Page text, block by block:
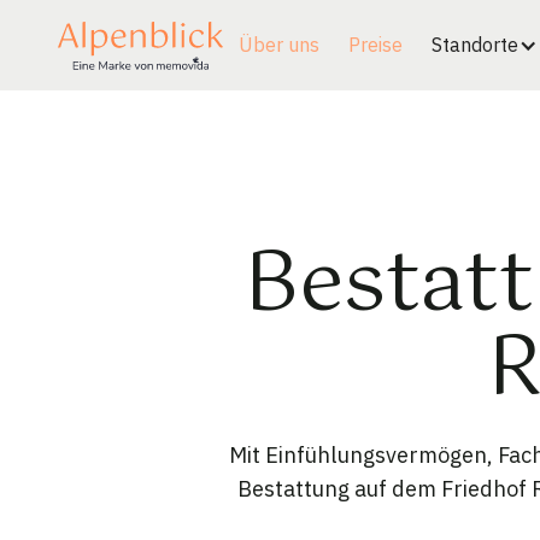
Über uns Preise Standorte
Mit Einfühlungsvermögen,
Bestattung auf dem Friedhof